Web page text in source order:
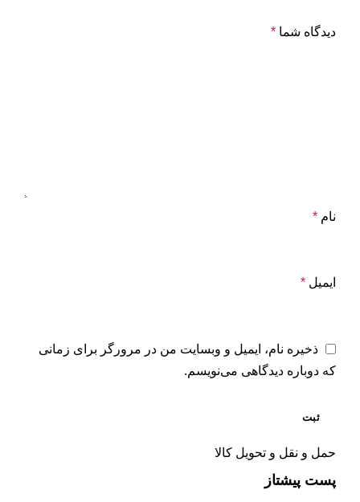
دیدگاه شما *
نام *
ایمیل *
ذخیره نام، ایمیل و وبسایت من در مرورگر برای زمانی
که دوباره دیدگاهی می‌نویسم.
حمل و نقل و تحویل کالا
پست پیشتاز